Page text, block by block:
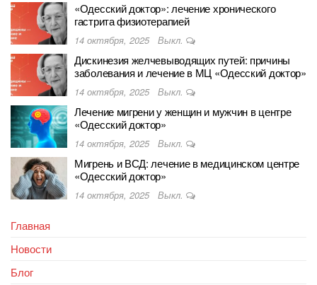
«Одесский доктор»: лечение хронического
гастрита физиотерапией
14 октября, 2025 Выкл.
Дискинезия желчевыводящих путей: причины
заболевания и лечение в МЦ «Одесский доктор»
14 октября, 2025 Выкл.
Лечение мигрени у женщин и мужчин в центре
«Одесский доктор»
14 октября, 2025 Выкл.
Мигрень и ВСД: лечение в медицинском центре
«Одесский доктор»
14 октября, 2025 Выкл.
Главная
Новости
Блог